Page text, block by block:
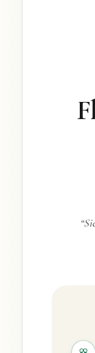
“